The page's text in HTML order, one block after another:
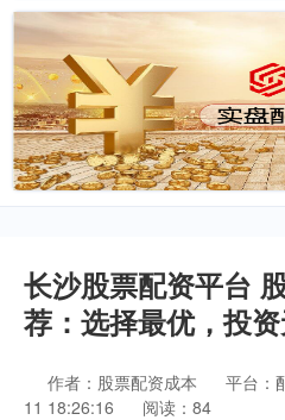
长沙股票配资平台
荐：选择最优，投
作者：股票配资成本 平台：
11 18:26:16
阅读：84